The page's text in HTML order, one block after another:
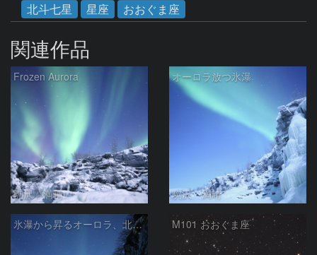
北斗七星
星座 おおぐま座
関連作品
Frozen Aurora
駒沢 満晴
オーロラ放つ氷瀑
駒沢 満晴
氷瀑から昇るオーロラ、北斗七星 M101 おおぐま座